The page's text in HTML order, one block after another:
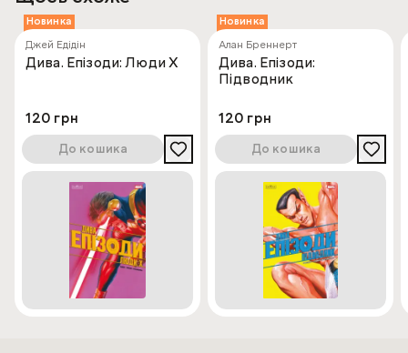
Новинка
Джей Едідін
Дива. Епізоди: Люди Х
120 грн
До кошика
Новинка
Алан Бреннерт
Дива. Епізоди:
Підводник
120 грн
До кошика